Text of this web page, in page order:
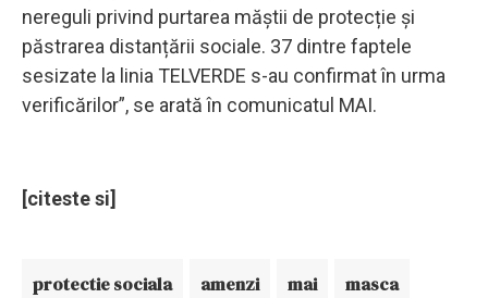
nereguli privind purtarea măștii de protecție și
păstrarea distanțării sociale. 37 dintre faptele
sesizate la linia TELVERDE s-au confirmat în urma
verificărilor”, se arată în comunicatul MAI.
[citeste si]
protectie sociala amenzi mai masca